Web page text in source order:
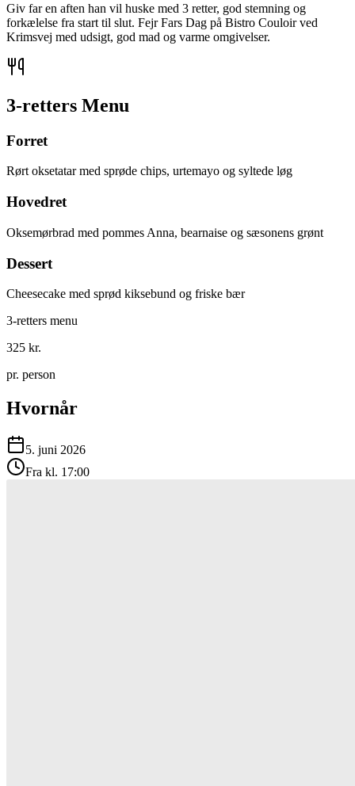
Giv far en aften han vil huske med 3 retter, god stemning og
forkælelse fra start til slut. Fejr Fars Dag på Bistro Couloir ved
Krimsvej med udsigt, god mad og varme omgivelser.
3-retters Menu
Forret
Rørt oksetatar med sprøde chips, urtemayo og syltede løg
Hovedret
Oksemørbrad med pommes Anna, bearnaise og sæsonens grønt
Dessert
Cheesecake med sprød kiksebund og friske bær
3-retters menu
325 kr.
pr. person
Hvornår
5. juni 2026
Fra kl. 17:00